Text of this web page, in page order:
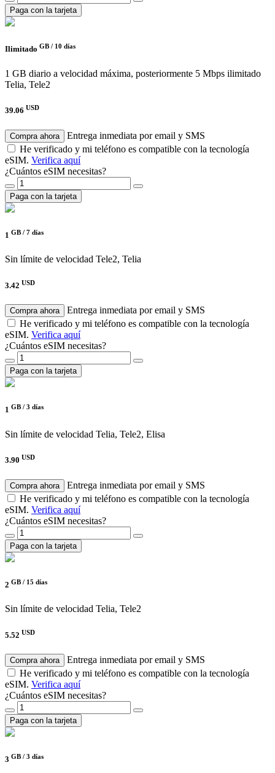
Paga con la tarjeta
Ilimitado GB / 10 días
1 GB diario a velocidad máxima, posteriormente 5 Mbps ilimitado
Telia, Tele2
39.06 USD
Compra ahora
Entrega inmediata por email y SMS
He verificado y mi teléfono es compatible con la tecnología
eSIM. Verifica aquí
¿Cuántos eSIM necesitas?
Paga con la tarjeta
1 GB / 7 días
Sin límite de velocidad Tele2, Telia
3.42 USD
Compra ahora
Entrega inmediata por email y SMS
He verificado y mi teléfono es compatible con la tecnología
eSIM. Verifica aquí
¿Cuántos eSIM necesitas?
Paga con la tarjeta
1 GB / 3 días
Sin límite de velocidad Telia, Tele2, Elisa
3.90 USD
Compra ahora
Entrega inmediata por email y SMS
He verificado y mi teléfono es compatible con la tecnología
eSIM. Verifica aquí
¿Cuántos eSIM necesitas?
Paga con la tarjeta
2 GB / 15 días
Sin límite de velocidad Telia, Tele2
5.52 USD
Compra ahora
Entrega inmediata por email y SMS
He verificado y mi teléfono es compatible con la tecnología
eSIM. Verifica aquí
¿Cuántos eSIM necesitas?
Paga con la tarjeta
3 GB / 3 días